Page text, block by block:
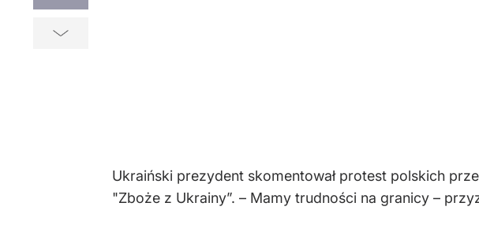
Ukraiński prezydent skomentował protest polskich
"Zboże z Ukrainy”. – Mamy trudności na granicy –